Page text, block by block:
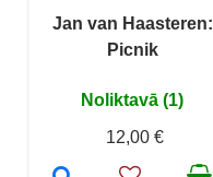
Jan van Haasteren:
Picnik
Noliktavā (1)
12,00 €